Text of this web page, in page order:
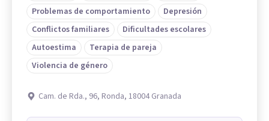
Problemas de comportamiento
Depresión
Conflictos familiares
Dificultades escolares
Autoestima
Terapia de pareja
Violencia de género
Cam. de Rda., 96, Ronda, 18004 Granada